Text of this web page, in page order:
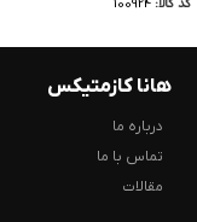
کد کالا: 100924
هانا کازمتیکس
درباره ما
تماس با ما
مقالات